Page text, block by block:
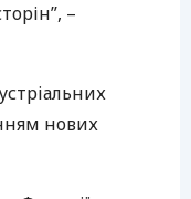
–
нових